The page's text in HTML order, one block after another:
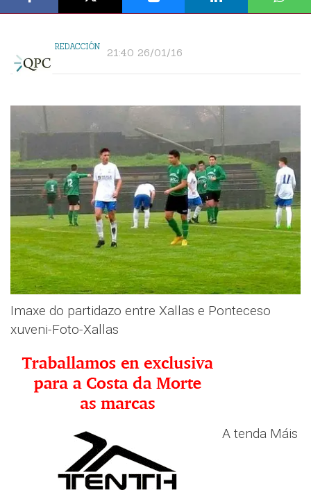
REDACCIÓN 21:40 26/01/16
Imaxe do partidazo entre Xallas e Ponteceso
xuveni-Foto-Xallas
A tenda Máis